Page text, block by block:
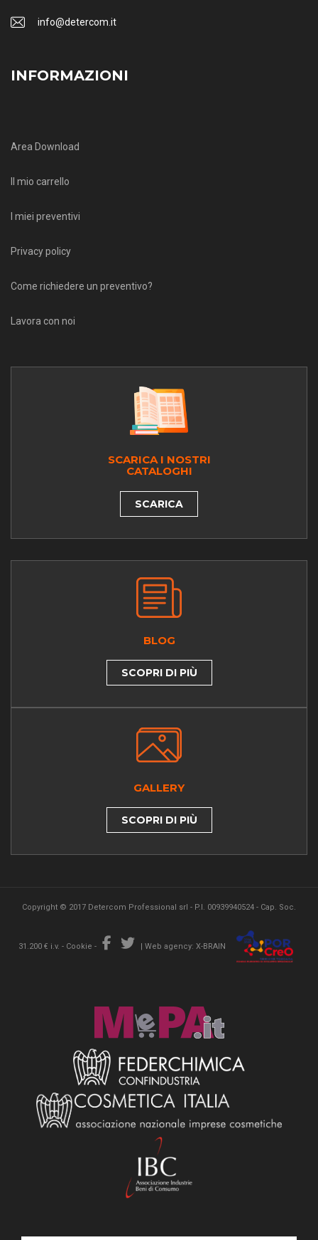
info@detercom.it
INFORMAZIONI
Area Download
Il mio carrello
I miei preventivi
Privacy policy
Come richiedere un preventivo?
Lavora con noi
SCARICA I NOSTRI
CATALOGHI
SCARICA
BLOG
SCOPRI DI PIÙ
GALLERY
SCOPRI DI PIÙ
Copyright © 2017 Detercom Professional srl - P.I. 00939940524 - Cap. Soc.
31.200 € i.v. - Cookie - | Web agency: X-BRAIN